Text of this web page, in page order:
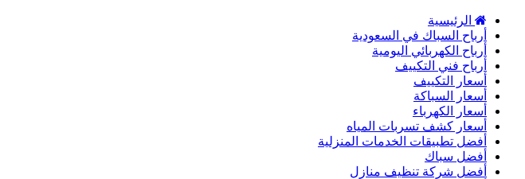
الرئيسية
أرباح السباك في السعودية
أرباح الكهربائي اليومية
أرباح فني التكييف
أسعار التكييف
أسعار السباكة
أسعار الكهرباء
أسعار كشف تسربات المياه
أفضل تطبيقات الخدمات المنزلية
أفضل سباك
أفضل شركة تنظيف منازل